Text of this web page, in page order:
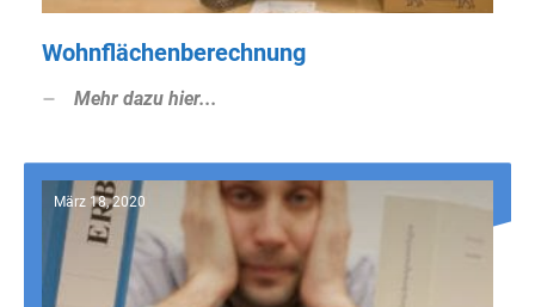
Wohnflächenberechnung
Mehr dazu hier...
März 18, 2020